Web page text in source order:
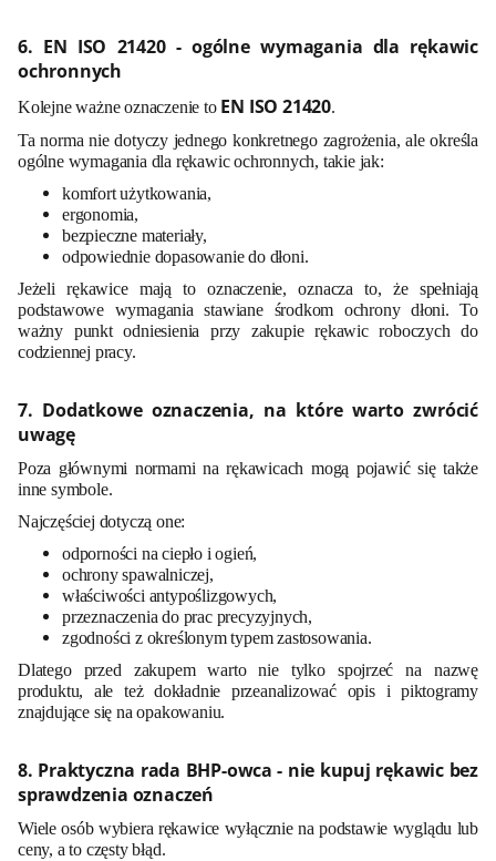
6. EN ISO 21420 - ogólne wymagania dla rękawic
ochronnych
Kolejne ważne oznaczenie to EN ISO 21420.
Ta norma nie dotyczy jednego konkretnego zagrożenia, ale określa
ogólne wymagania dla rękawic ochronnych, takie jak:
komfort użytkowania,
ergonomia,
bezpieczne materiały,
odpowiednie dopasowanie do dłoni.
Jeżeli rękawice mają to oznaczenie, oznacza to, że spełniają
podstawowe wymagania stawiane środkom ochrony dłoni. To
ważny punkt odniesienia przy zakupie rękawic roboczych do
codziennej pracy.
7. Dodatkowe oznaczenia, na które warto zwrócić
uwagę
Poza głównymi normami na rękawicach mogą pojawić się także
inne symbole.
Najczęściej dotyczą one:
odporności na ciepło i ogień,
ochrony spawalniczej,
właściwości antypoślizgowych,
przeznaczenia do prac precyzyjnych,
zgodności z określonym typem zastosowania.
Dlatego przed zakupem warto nie tylko spojrzeć na nazwę
produktu, ale też dokładnie przeanalizować opis i piktogramy
znajdujące się na opakowaniu.
8. Praktyczna rada BHP-owca - nie kupuj rękawic bez
sprawdzenia oznaczeń
Wiele osób wybiera rękawice wyłącznie na podstawie wyglądu lub
ceny, a to częsty błąd.